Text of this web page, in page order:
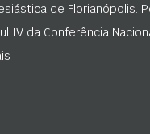
de Florianópolis.
IV da Conferência